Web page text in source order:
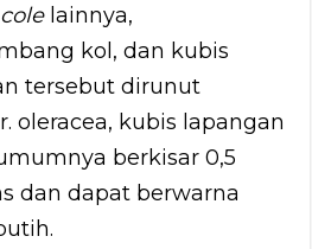
colelainnya,
kol, dan kubis
tersebut dirunut
oleracea, kubis lapangan
berkisar 0,5
dan dapat berwarna